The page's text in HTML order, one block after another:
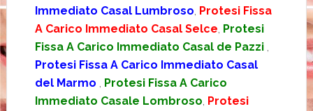
Immediato Casal Lumbroso Protesi Fissa
A Carico Immediato Casal Selce Protesi
Fissa A Carico Immediato Casal de Pazzi
Protesi Fissa A Carico Immediato Casal
del Marmo
Protesi Fissa A Carico
Immediato Casale Lombroso Protesi